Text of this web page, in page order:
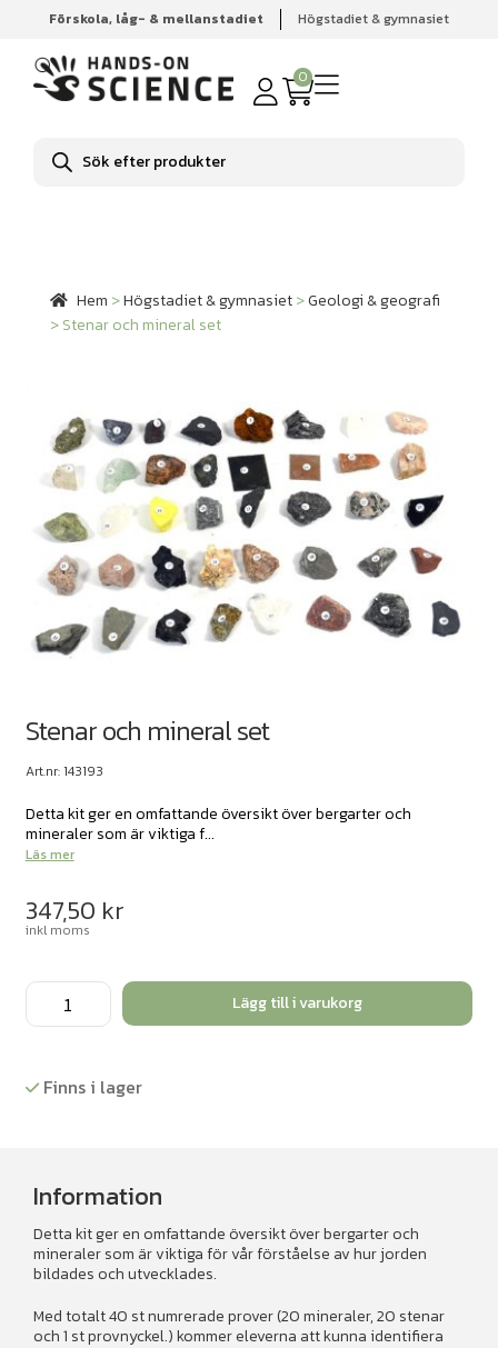
Förskola, låg- & mellanstadiet Högstadiet & gymnasiet
0
Produktsökning
Hem Högstadiet & gymnasiet
Geologi & geografi
Stenar och mineral set
Hem >Högstadiet & gymnasiet>Geologi & geografi
>Stenar och mineral set
Stenar och mineral set
Art.nr: 143193
Detta kit ger en omfattande översikt över bergarter och
mineraler som är viktiga f...
Läs mer
347,50 kr
inkl moms
Stenar
och
set
Lägg till i varukorg
Finns i lager
Information
Detta kit ger en omfattande översikt över bergarter och
mineraler som är viktiga för vår förståelse av hur jorden
bildades och utvecklades.
Med totalt 40 st numrerade prover (20 mineraler, 20 stenar
och 1 st provnyckel.) kommer eleverna att kunna identifiera